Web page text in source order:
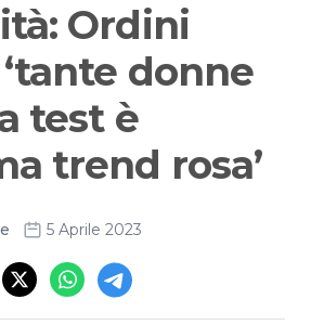
Ordini
donne
test è
trend rosa’
5 Aprile 2023